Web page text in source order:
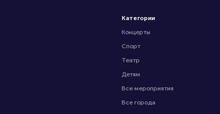
Категории
Концерты
Спорт
Театр
Детям
Все мероприятия
Все города